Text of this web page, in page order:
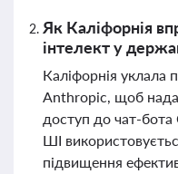
Як Каліфорнія
інтелект у
Каліфорнія уклала
Anthropic, щоб
доступ до чат-бота
ШІ
підвищення